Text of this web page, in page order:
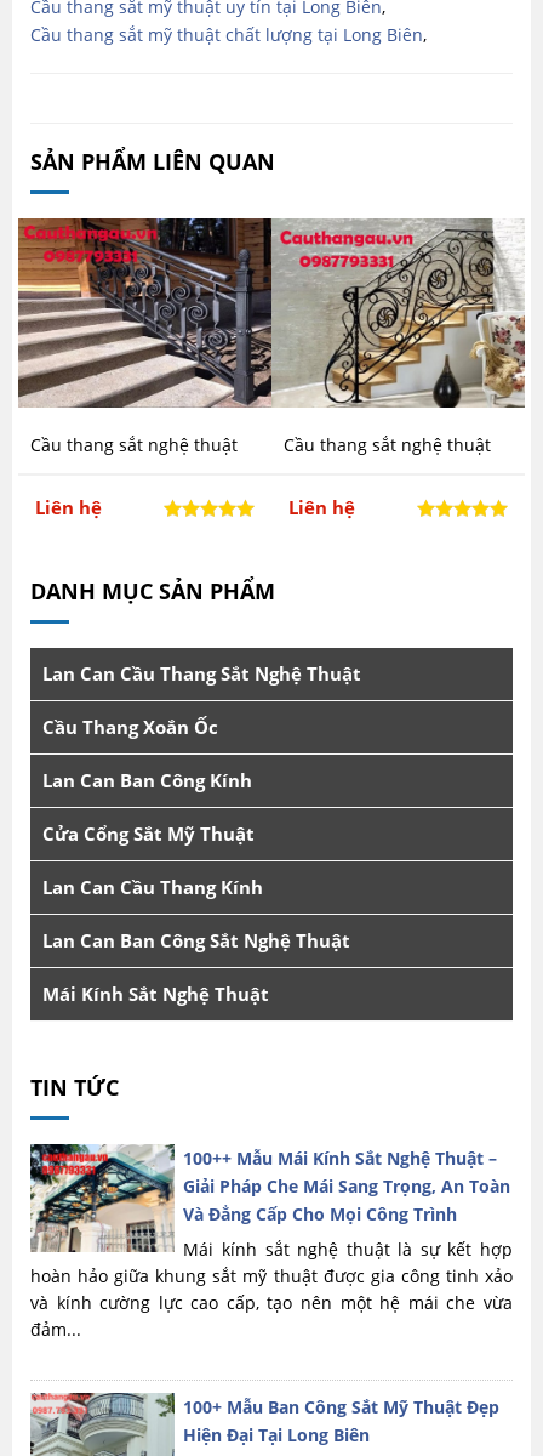
Cầu thang sắt mỹ thuật uy tín tại Long Biên,
Cầu thang sắt mỹ thuật chất lượng tại Long Biên,
SẢN PHẨM LIÊN QUAN
Cầu thang sắt nghệ thuật
Liên hệ
Cầu thang sắt nghệ thuật
Liên hệ
DANH MỤC SẢN PHẨM
Lan Can Cầu Thang Sắt Nghệ Thuật
Cầu Thang Xoắn Ốc
Lan Can Ban Công Kính
Cửa Cổng Sắt Mỹ Thuật
Lan Can Cầu Thang Kính
Lan Can Ban Công Sắt Nghệ Thuật
Mái Kính Sắt Nghệ Thuật
TIN TỨC
100++ Mẫu Mái Kính Sắt Nghệ Thuật –
Giải Pháp Che Mái Sang Trọng, An Toàn
Và Đẳng Cấp Cho Mọi Công Trình
Mái kính sắt nghệ thuật là sự kết hợp
hoàn hảo giữa khung sắt mỹ thuật được gia công tinh xảo
và kính cường lực cao cấp, tạo nên một hệ mái che vừa
đảm...
100+ Mẫu Ban Công Sắt Mỹ Thuật Đẹp
Hiện Đại Tại Long Biên